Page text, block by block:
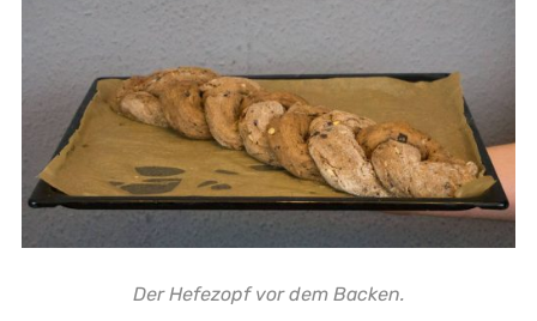
Der Hefezopf vor dem Backen.